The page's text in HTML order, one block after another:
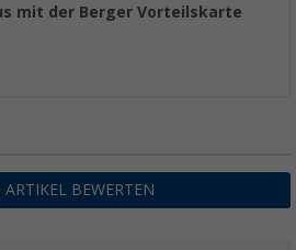
mit der Berger Vorteilskarte
ARTIKEL BEWERTEN